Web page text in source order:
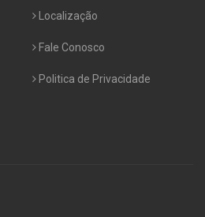
Localização
Fale Conosco
Politica de Privacidade